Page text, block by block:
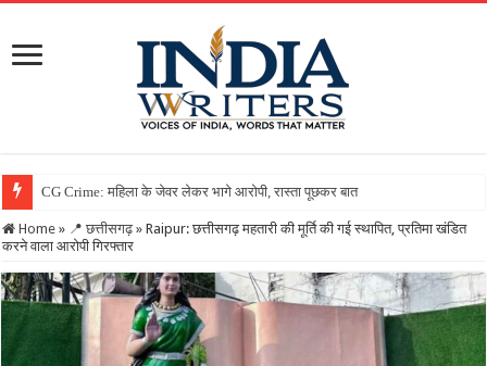
Home » 📍 छत्तीसगढ़ » Raipur: छत्तीसगढ़ महतारी की मूर्ति की गई स्थापित, प्रतिमा खंडित
करने वाला आरोपी गिरफ्तार